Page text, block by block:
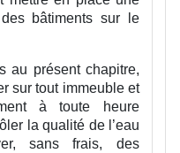
des bâtiments sur le
au présent chapitre,
sur tout immeuble et
à toute heure
la qualité de l’eau
sans frais, des